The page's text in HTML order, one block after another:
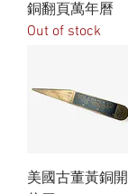
銅翻頁萬年曆
Out of stock
美國古董黃銅開